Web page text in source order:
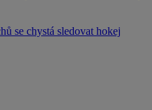
se chystá sledovat hokej